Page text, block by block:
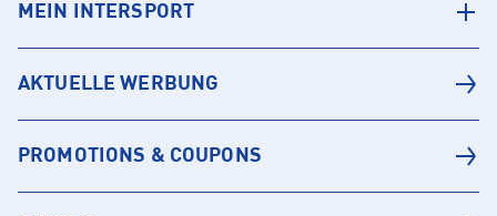
MEIN INTERSPORT
AKTUELLE WERBUNG
PROMOTIONS & COUPONS